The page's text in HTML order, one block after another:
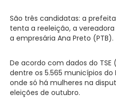
São três candidatas: a
tenta a reeleição, a
a empresária Ana Preto (PTB).
De acordo com dados do TSE
dentre os 5.565 municípios do
onde só há mulheres na
eleições de outubro.